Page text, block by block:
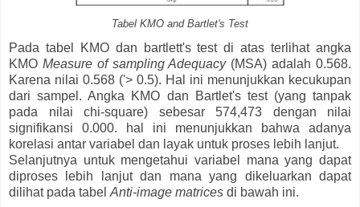
Tabel KMO and Bartlet's Test
Pada tabel KMO dan bartlett's test di atas terlihat angka
KMO Measure of sampling Adequacy(MSA) adalah 0.568.
Karena nilai 0.568 ('> 0.5). Hal ini menunjukkan kecukupan
dari sampel. Angka KMO dan Bartlet's test (yang tanpak
pada nilai chi-square) sebesar 574,473 dengan nilai
signifikansi 0.000. hal ini menunjukkan bahwa adanya
korelasi antar variabel dan layak untuk proses lebih lanjut.
Selanjutnya untuk mengetahui variabel mana yang dapat
diproses lebih lanjut dan mana yang dikeluarkan dapat
dilihat pada tabel Anti-image matrices di bawah ini.